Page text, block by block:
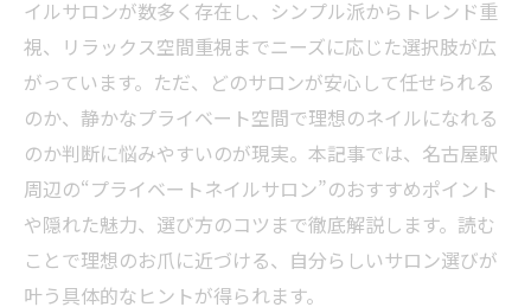
イルサロンが数多く存在し、シンプル派からトレンド重
視、リラックス空間重視までニーズに応じた選択肢が広
がっています。ただ、どのサロンが安心して任せられる
のか、静かなプライベート空間で理想のネイルになれる
のか判断に悩みやすいのが現実。本記事では、名古屋駅
周辺の“プライベートネイルサロン”のおすすめポイント
や隠れた魅力、選び方のコツまで徹底解説します。読む
ことで理想のお爪に近づける、自分らしいサロン選びが
叶う具体的なヒントが得られます。